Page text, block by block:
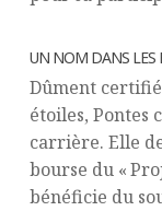
UN NOM DANS LES
Dûment
étoiles, Pontes
carrière. Elle
bourse du «
bénéficie du